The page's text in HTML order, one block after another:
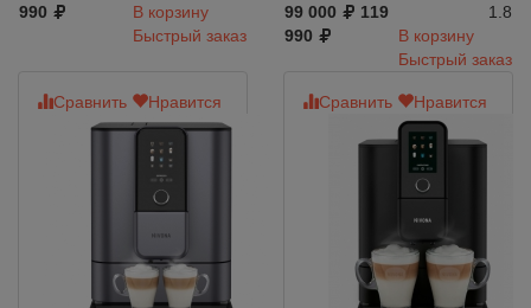
990
В корзину
Быстрый заказ
1.8
99 000
119
990
В корзину
Быстрый заказ
Сравнить Нравится Сравнить Нравится